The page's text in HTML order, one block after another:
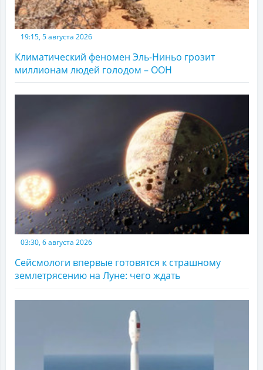
19:15, 5 августа 2026
Климатический феномен Эль-Ниньо грозит
миллионам людей голодом – ООН
03:30, 6 августа 2026
Сейсмологи впервые готовятся к страшному
землетрясению на Луне: чего ждать